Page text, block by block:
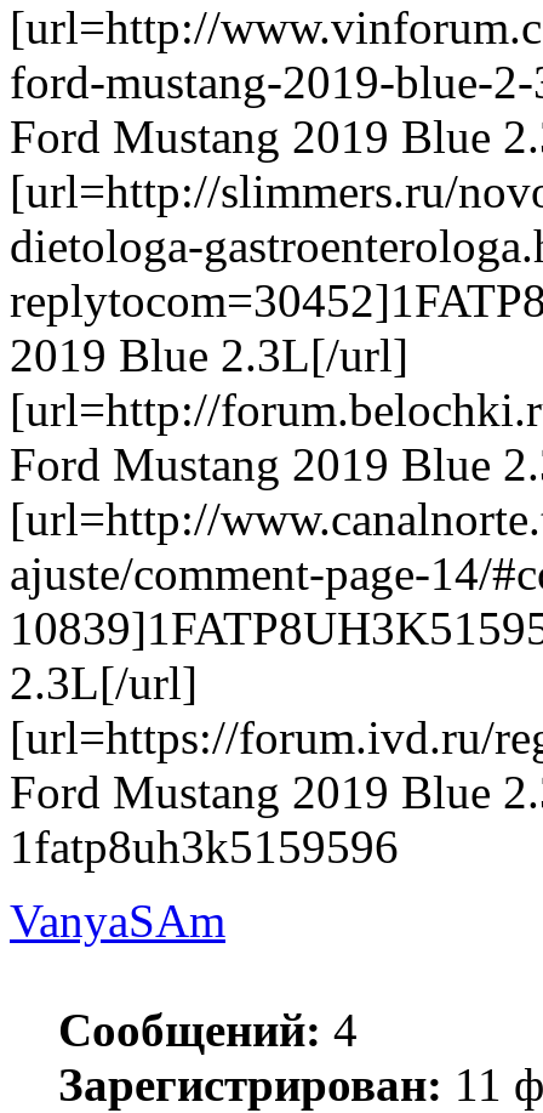
[url=http://
ford-mustang-2019-blue-
Ford Mustang 2019 Blue
[url=http://slimmers.ru/
dietologa-
2019 Blue 2.3L[/url]
[url=http://
Ford Mustang 2019 Blue
[url=http://
ajuste/comment-page-14/
2.3L[/url]
[url=https://forum.ivd.ru/
Ford Mustang 2019 Blue
1fatp8uh3k5159596
VanyaSAm
Сообщений: 4
Зарегистрирован: 11